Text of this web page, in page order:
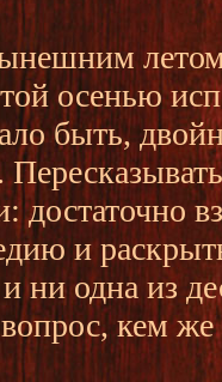
осенью
быть,
достаточно
и
ни одна из
вопрос, кем